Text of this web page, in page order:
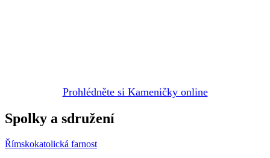
Prohlédněte si Kameničky online
Spolky a sdružení
Římskokatolická farnost